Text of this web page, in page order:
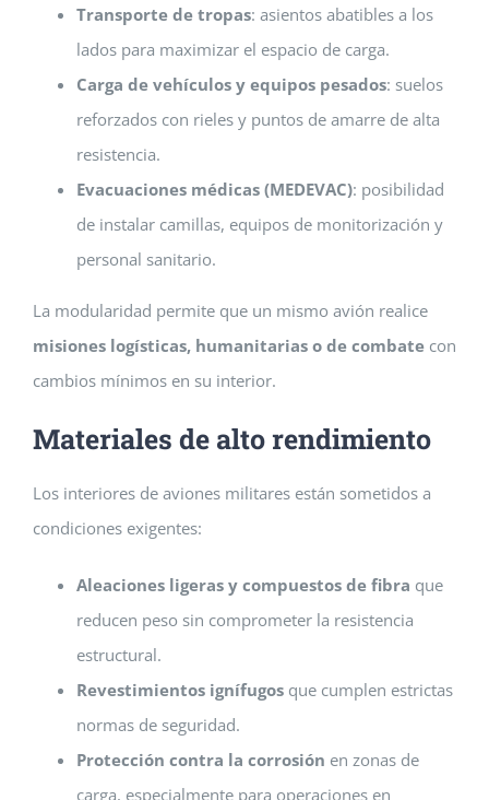
Transporte de tropas: asientos abatibles a los
lados para maximizar el espacio de carga.
Carga de vehículos y equipos pesados: suelos
reforzados con rieles y puntos de amarre de alta
resistencia.
Evacuaciones médicas (MEDEVAC): posibilidad
de instalar camillas, equipos de monitorización y
personal sanitario.
La modularidad permite que un mismo avión realice
misiones logísticas, humanitarias o de combatecon
cambios mínimos en su interior.
Materiales de alto rendimiento
Los interiores de aviones militares están sometidos a
condiciones exigentes:
Aleaciones ligeras y compuestos de fibra que
reducen peso sin comprometer la resistencia
estructural.
Revestimientos ignífugosque cumplen estrictas
normas de seguridad.
Protección contra la corrosión en zonas de
carga, especialmente para operaciones en